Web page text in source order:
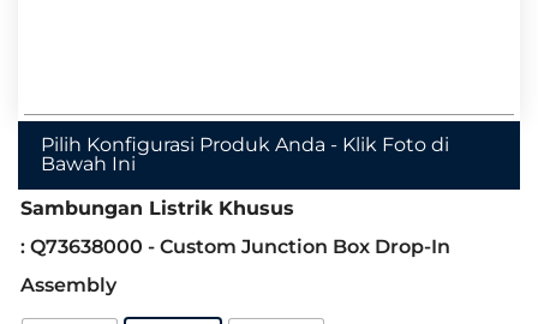
Pilih Konfigurasi Produk Anda - Klik Foto di
Bawah Ini
Sambungan Listrik Khusus
: Q73638000 - Custom Junction Box Drop-In
Assembly